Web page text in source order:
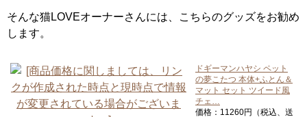
そんな猫LOVEオーナーさんには、こちらのグッズをお勧め
します。
ドギーマンハヤシ ペット
の夢こたつ 本体+ふとん＆
マット セット ツイード風
チェ…
価格：11260円（税込、送